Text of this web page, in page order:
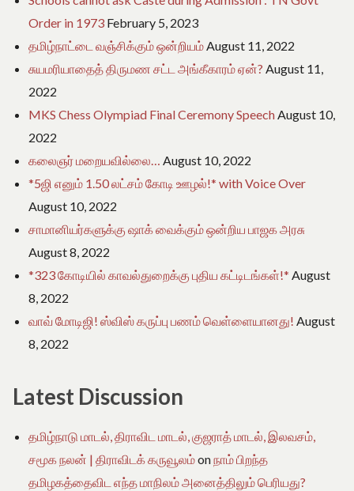
Order in 1973 February 5, 2023
தமிழ்நாட்டை வஞ்சிக்கும் ஒன்றியம்August 11, 2022
சுயமரியாதைத் திருமண சட்ட அங்கீகாரம் ஏன்? August 11,
2022
MKS Chess Olympiad Final Ceremony SpeechAugust 10,
2022
கலைஞர் மறையவில்லை… August 10, 2022
*5ஜி எனும் 1.50 லட்சம் கோடி ஊழல்!* with Voice Over
August 10, 2022
சாமானியர்களுக்கு ஷாக் வைக்கும் ஒன்றிய பாஜக அரசு
August 8, 2022
*323 கோடியில் காவல்துறைக்கு புதிய கட்டிடங்கள்!* August
8, 2022
வாவ் மோடிஜி! ஸ்விஸ் கருப்பு பணம் வெள்ளையானது! August
8, 2022
Latest Discussion
தமிழ்நாடு மாடல், திராவிட மாடல், குஜராத் மாடல், இலவசம்,
சமூக நலன் | திராவிடக் கருவூலம்onநாம் பிறந்த
தமிழகத்தைவிட எந்த மாநிலம் அனைத்திலும் பெரியது?